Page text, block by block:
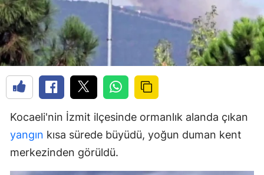
Kocaeli'nin İzmit ilçesinde ormanlık alanda çıkan
yangın kısa sürede büyüdü, yoğun duman kent
merkezinden görüldü.